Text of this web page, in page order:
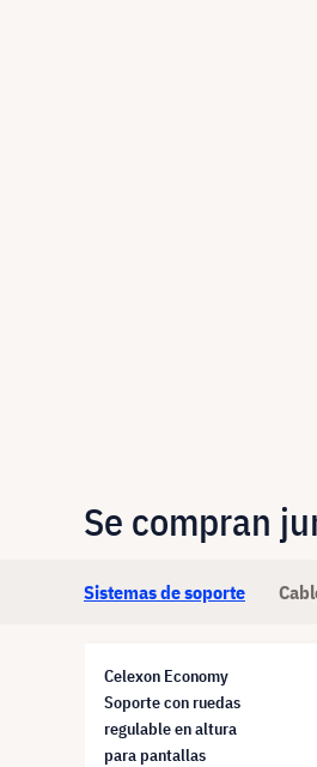
Se compran
Sistemas de soporte
Celexon Economy
Soporte con ruedas
regulable en altura
para pantallas